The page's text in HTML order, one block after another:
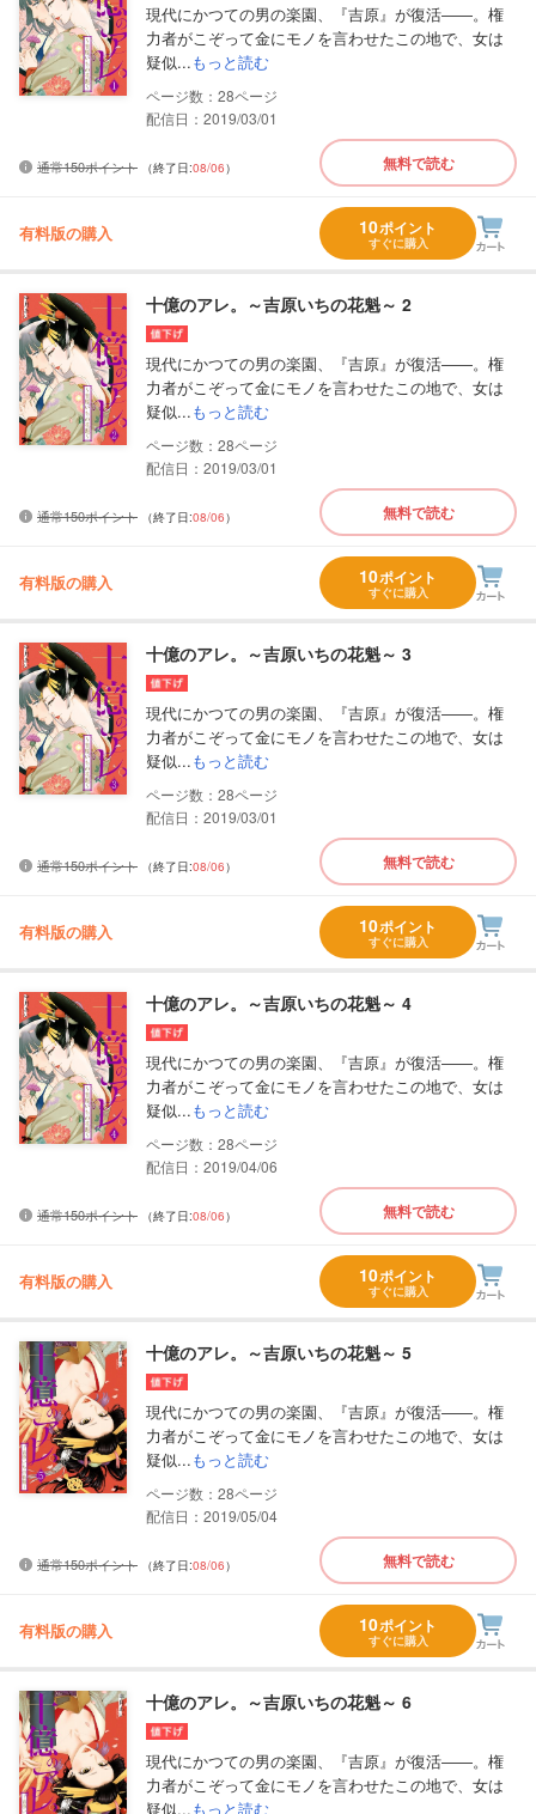
現代にかつての男の楽園、『吉原』が復活――。権
力者がこぞって金にモノを言わせたこの地で、女は
疑似...もっと読む
28
配信日：2019/03/01
通常150ポイント （終了日:08/06） 無料で読む
有料版の購入 10ポイント
すぐに購入
十億のアレ。～吉原いちの花魁～ 2
現代にかつての男の楽園、『吉原』が復活――。権
力者がこぞって金にモノを言わせたこの地で、女は
疑似...もっと読む
28
配信日：2019/03/01
通常150ポイント （終了日:08/06） 無料で読む
有料版の購入 10ポイント
すぐに購入
十億のアレ。～吉原いちの花魁～ 3
現代にかつての男の楽園、『吉原』が復活――。権
力者がこぞって金にモノを言わせたこの地で、女は
疑似...もっと読む
28
配信日：2019/03/01
通常150ポイント （終了日:08/06） 無料で読む
有料版の購入 10ポイント
すぐに購入
十億のアレ。～吉原いちの花魁～ 4
現代にかつての男の楽園、『吉原』が復活――。権
力者がこぞって金にモノを言わせたこの地で、女は
疑似...もっと読む
28
配信日：2019/04/06
通常150ポイント （終了日:08/06） 無料で読む
有料版の購入 10ポイント
すぐに購入
十億のアレ。～吉原いちの花魁～ 5
現代にかつての男の楽園、『吉原』が復活――。権
力者がこぞって金にモノを言わせたこの地で、女は
疑似...もっと読む
28
配信日：2019/05/04
通常150ポイント （終了日:08/06） 無料で読む
有料版の購入 10ポイント
すぐに購入
十億のアレ。～吉原いちの花魁～ 6
現代にかつての男の楽園、『吉原』が復活――。権
力者がこぞって金にモノを言わせたこの地で、女は
疑似...もっと読む